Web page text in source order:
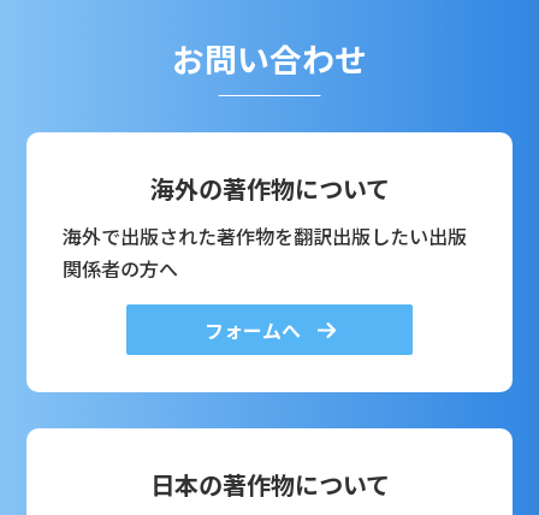
お問い合わせ
海外の著作物について
海外で出版された著作物を翻訳出版したい出版
関係者の方へ
フォームへ
日本の著作物について